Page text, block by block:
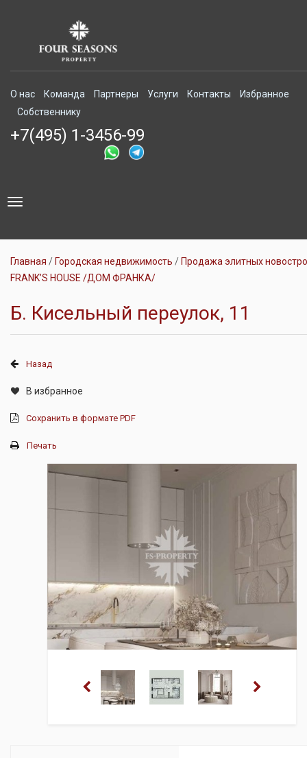
О нас Команда Партнеры Услуги Контакты
Избранное
Собственнику
+7(495) 1-3456-99
Toggle
Главная Городская недвижимость
Продажа элитных
FRANK’S HOUSE /ДОМ ФРАНКА/
Б. Кисельный переулок, 11
Назад
В избранное
Сохранить в формате PDF
Печать